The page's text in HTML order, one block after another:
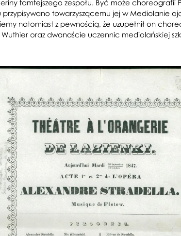
tamtejszego zespołu. Być może choreografii
towarzyszącemu jej w Mediolanie
natomiast z pewnością, że uzupełnił on
oraz dwanaście uczennic mediolańskiej